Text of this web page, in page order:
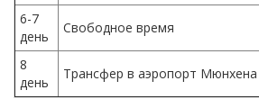
6-7
день
Свободное время
8
день
Трансфер в аэропорт Мюнхена